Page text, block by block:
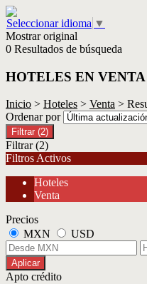
Seleccionar idioma ▼
Mostrar original
0 Resultados de búsqueda
HOTELES EN VENTA
Inicio > Hoteles > Venta >
Ordenar por
Filtrar (2)
Filtrar (2)
Filtros Activos
Hoteles
Venta
Precios
MXN
USD
Aplicar
Apto crédito